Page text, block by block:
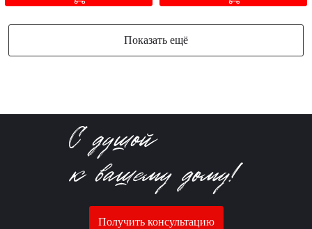
Показать ещё
Получить консультацию